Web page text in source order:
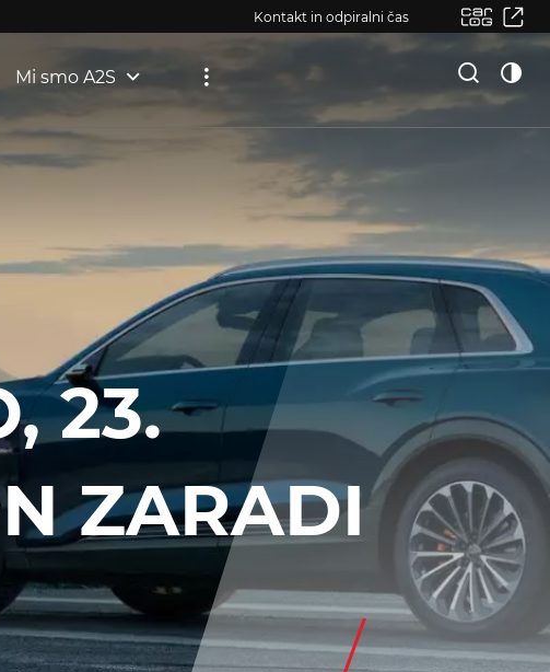
Kontakt in odpiralni čas
Mi smo A2S
23.
ZARADI